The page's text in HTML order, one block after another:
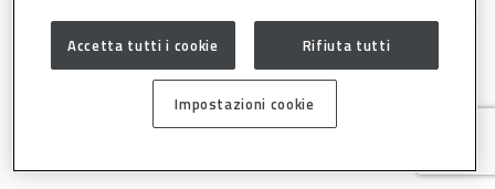
Carrozzeria è una testata di DBInformation Spa P.IVA 09293820156 | Centro
Accetta tutti i cookie Rifiuta tutti
Impostazioni cookie